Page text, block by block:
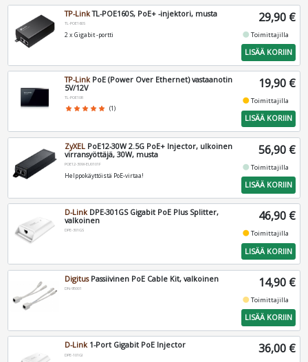
TP-LinkTL-POE160S, PoE+ -injektori, musta
TL-POE160S
2 x Gigabit -portti
29,90 €
fiber_manual_recordToimittajilla
LISÄÄ KORIIN
TP-LinkPoE (Power Over Ethernet) vastaanotin
5V/12V
TL-POE10R
star star star star star (1)
19,90 €
fiber_manual_recordToimittajilla
LISÄÄ KORIIN
ZyXEL PoE12-30W 2.5G PoE+ Injector, ulkoinen
virransyöttäjä, 30W, musta
POE12-30W-EU0101F
Helppokäyttöistä PoE-virtaa!
56,90 €
fiber_manual_recordToimittajilla
LISÄÄ KORIIN
D-LinkDPE-301GS Gigabit PoE Plus Splitter,
valkoinen
DPE-301GS
46,90 €
fiber_manual_recordToimittajilla
LISÄÄ KORIIN
DigitusPassiivinen PoE Cable Kit, valkoinen
DN-95001 14,90 €
fiber_manual_recordToimittajilla
LISÄÄ KORIIN
D-Link1-Port Gigabit PoE Injector
DPE-101GI 36,00 €